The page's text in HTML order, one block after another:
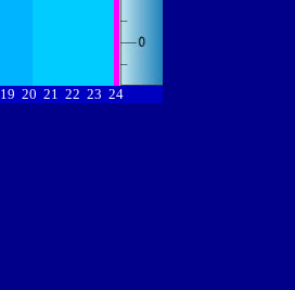
19 20 21 22 23 24